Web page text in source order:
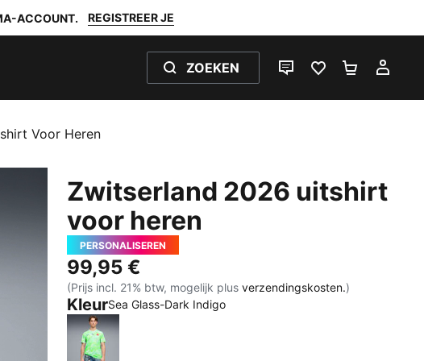
ACCOUNT. REGISTREER JE
ZOEKEN
LIVE CHATFAVORIETEN 0
Voor Heren
Zwitserland 2026 uitshirt
voor heren
PERSONALISEREN
99,95 €
(Prijs incl. 21% btw, mogelijk plusverzendingskosten.)
KleurSea Glass-Dark Indigo
Sea Glass-Dark Indigo